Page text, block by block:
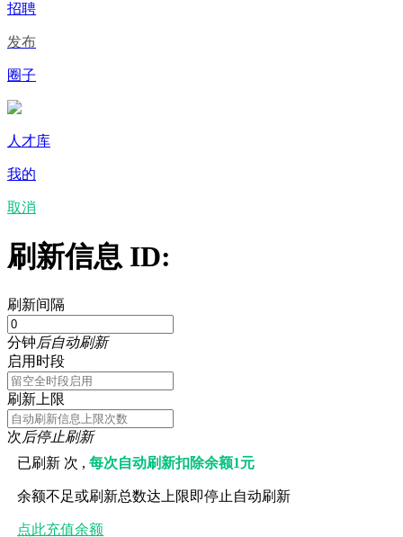
招聘
发布
圈子
人才库
我的
取消
刷新信息 ID:
刷新间隔
分钟后自动刷新
启用时段
刷新上限
次后停止刷新
已刷新 次 ,每次自动刷新扣除余额1元
余额不足或刷新总数达上限即停止自动刷新
点此充值余额